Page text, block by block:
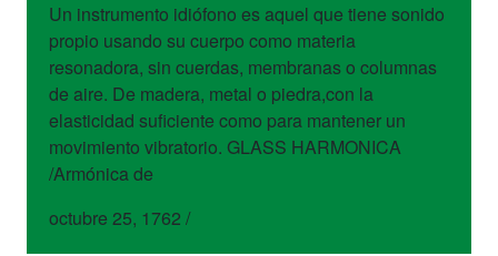
Un instrumento idiófono es aquel que tiene sonido
propio usando su cuerpo como materia
resonadora, sin cuerdas, membranas o columnas
de aire. De madera, metal o piedra,con la
elasticidad suficiente como para mantener un
movimiento vibratorio. GLASS HARMONICA
/Armónica de
octubre 25, 1762 /